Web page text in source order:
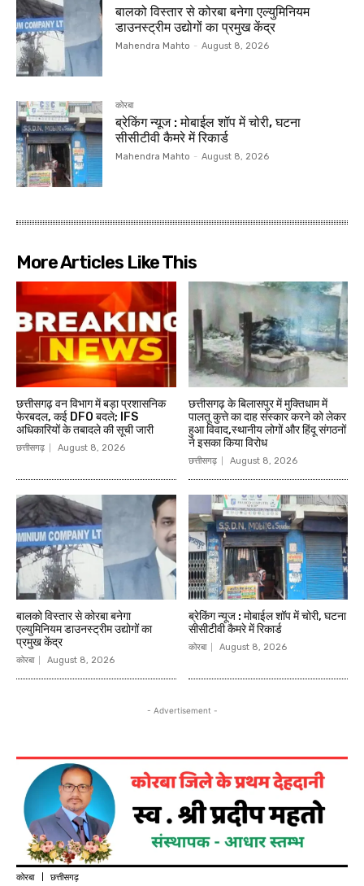
बालको विस्तार से कोरबा बनेगा एल्युमिनियम
डाउनस्ट्रीम उद्योगों का प्रमुख केंद्र
Mahendra Mahto - August 8, 2026
कोरबा
ब्रेकिंग न्यूज : मोबाईल शॉप में चोरी, घटना
सीसीटीवी कैमरे में रिकार्ड
Mahendra Mahto - August 8, 2026
More Articles Like This
छत्तीसगढ़ वन विभाग में बड़ा प्रशासनिक
फेरबदल, कई DFO बदले; IFS
अधिकारियों के तबादले की सूची जारी
छत्तीसगढ़ August 8, 2026
छत्तीसगढ़ के बिलासपुर में मुक्तिधाम में
पालतू कुत्ते का दाह संस्कार करने को लेकर
हुआ विवाद,स्थानीय लोगों और हिंदू संगठनों
ने इसका किया विरोध
छत्तीसगढ़ August 8, 2026
बालको विस्तार से कोरबा बनेगा
एल्युमिनियम डाउनस्ट्रीम उद्योगों का
प्रमुख केंद्र
कोरबा August 8, 2026
ब्रेकिंग न्यूज : मोबाईल शॉप में चोरी, घटना
सीसीटीवी कैमरे में रिकार्ड
कोरबा August 8, 2026
- Advertisement -